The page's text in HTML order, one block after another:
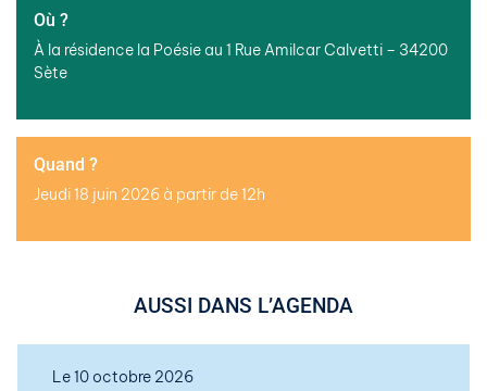
Où ?
À la résidence la Poésie au 1 Rue Amilcar Calvetti – 34200
Sète
Quand ?
Jeudi 18 juin 2026 à partir de 12h
AUSSI DANS L’AGENDA
Le 10 octobre 2026